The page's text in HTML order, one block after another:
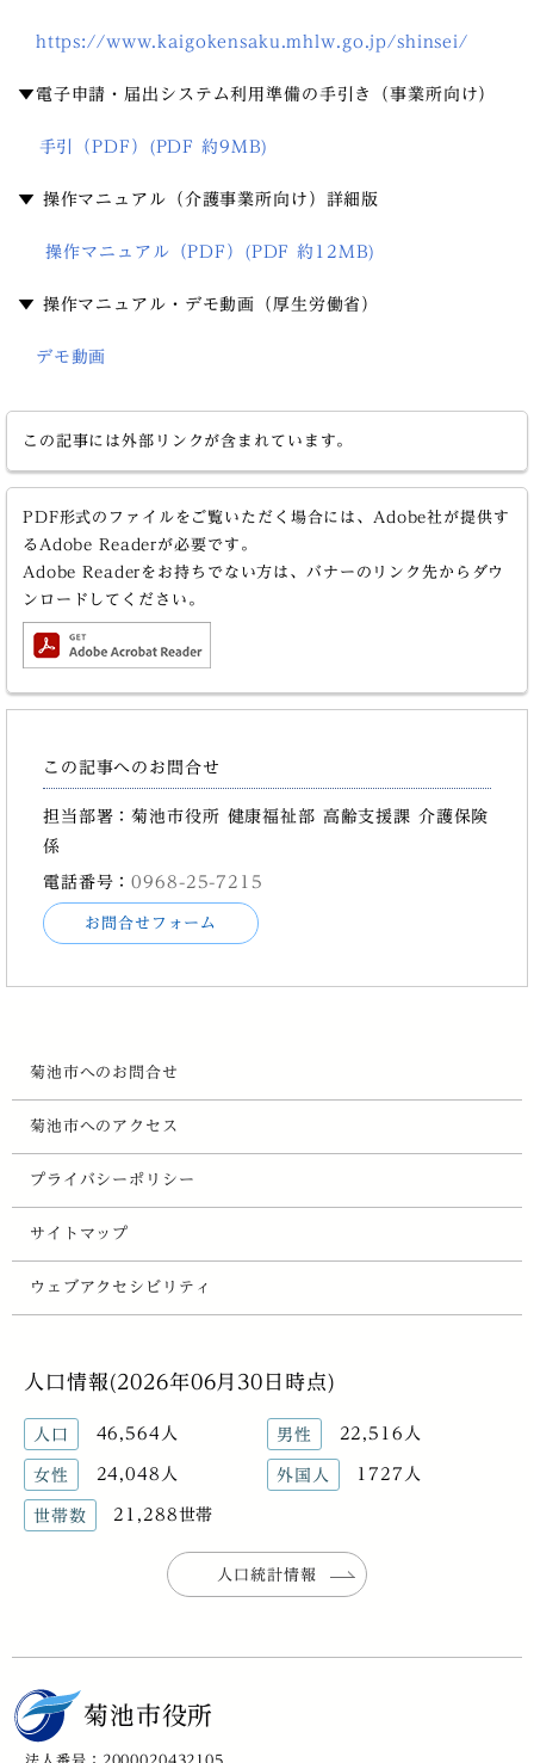
https://www.kaigokensaku.mhlw.go.jp/shinsei/
▼電子申請・届出システム利用準備の手引き（事業所向け）
手引（PDF）(PDF 約9MB)
▼ 操作マニュアル（介護事業所向け）詳細版
操作マニュアル（PDF）(PDF 約12MB)
▼ 操作マニュアル・デモ動画（厚生労働省）
デモ動画
この記事には外部リンクが含まれています。
PDF形式のファイルをご覧いただく場合には、Adobe社が提供す
るAdobe Readerが必要です。
Adobe Readerをお持ちでない方は、バナーのリンク先からダウ
ンロードしてください。
この記事へのお問合せ
担当部署：菊池市役所 健康福祉部 高齢支援課 介護保険
係
電話番号：0968-25-7215
お問合せフォーム
菊池市へのお問合せ
菊池市へのアクセス
プライバシーポリシー
サイトマップ
ウェブアクセシビリティ
人口情報(2026年06月30日時点)
人口 46,564人 男性 22,516人
女性 24,048人 外国人 1727人
世帯数 21,288世帯
人口統計情報
菊池市役所
法人番号：2000020432105